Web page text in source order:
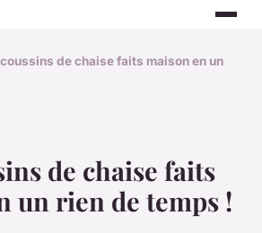
de chaise faits maison en un
de chaise faits
un rien de temps !